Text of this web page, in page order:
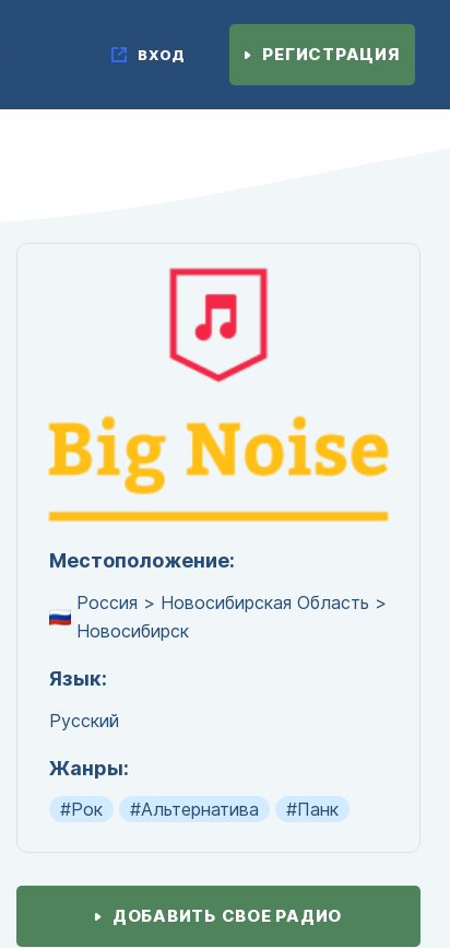
ВХОД РЕГИСТРАЦИЯ
Местоположение:
Россия > Новосибирская Область >
Новосибирск
Язык:
Русский
Жанры:
#Рок #Альтернатива #Панк
ДОБАВИТЬ СВОЕ РАДИО